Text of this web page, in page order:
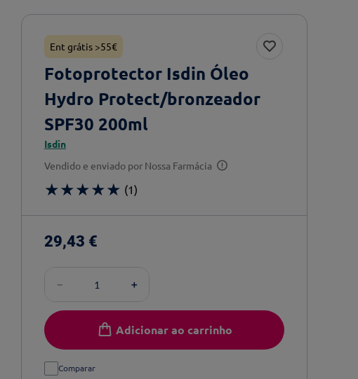
Ent grátis >55€
Fotoprotector Isdin Óleo
Hydro Protect/bronzeador
SPF30 200ml
Isdin
Vendido e enviado por Nossa Farmácia
★★★★★ (1)
29,43 €
＋
－
Adicionar ao carrinho
Comparar